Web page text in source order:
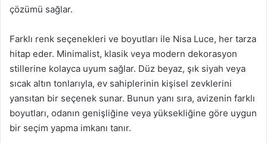
çözümü sağlar.
Farklı renk seçenekleri ve boyutları ile Nisa Luce, her tarza
hitap eder. Minimalist, klasik veya modern dekorasyon
stillerine kolayca uyum sağlar. Düz beyaz, şık siyah veya
sıcak altın tonlarıyla, ev sahiplerinin kişisel zevklerini
yansıtan bir seçenek sunar. Bunun yanı sıra, avizenin farklı
boyutları, odanın genişliğine veya yüksekliğine göre uygun
bir seçim yapma imkanı tanır.